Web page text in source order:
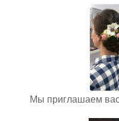
Мы приглашаем